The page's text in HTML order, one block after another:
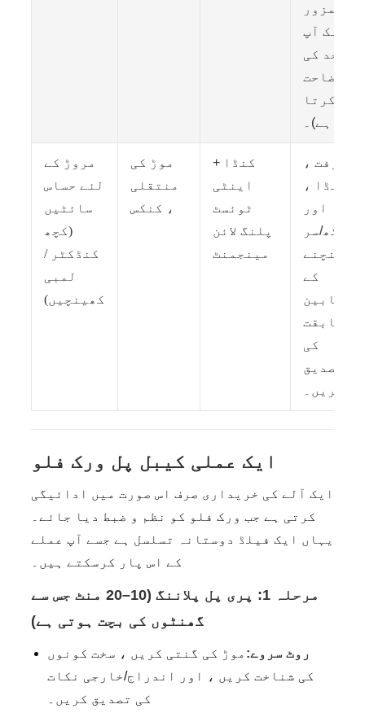
کمزور
لنک آپ
کی حد کی
وضاحت
کرتا
ہے)۔
مروڑ کے
لئے حساس
سائٹیں
(کچھ
کنڈکٹر /
لمبی
کھینچیں)
موڑ کی
منتقلی
، کنکس
کنڈا +
اینٹی
ٹوئسٹ
پلنگ لائن
مینجمنٹ
گرفت ،
کنڈا ،
اور
آنکھ/سر
کھینچنے
کے
مابین
مطابقت
کی
تصدیق
کریں۔
ایک عملی کیبل پل ورک فلو
ایک آلے کی خریداری صرف اس صورت میں ادائیگی
کرتی ہے جب ورک فلو کو نظم و ضبط دیا جائے۔
یہاں ایک فیلڈ دوستانہ تسلسل ہے جسے آپ عملے
کے اس پار کرسکتے ہیں۔
مرحلہ 1: پری پل پلاننگ (10–20 منٹ جس سے
گھنٹوں کی بچت ہوتی ہے)
روٹ سروے: موڑ کی گنتی کریں ، سخت کونوں
کی شناخت کریں ، اور اندراج/خارجی نکات
کی تصدیق کریں۔